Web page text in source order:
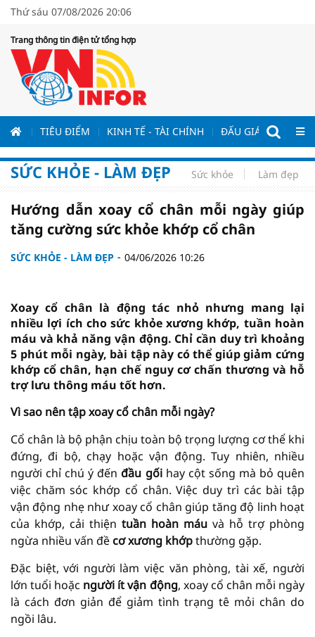
Thứ sáu 07/08/2026 20:06
Trang thông tin điện tử tổng hợp
TIÊU ĐIỂM KINH TẾ - TÀI CHÍNH ĐẤU GIÁ - ĐẤU
SỨC KHỎE - LÀM ĐẸP Sức khỏe Làm đẹp
Hướng dẫn xoay cổ chân mỗi ngày giúp
tăng cường sức khỏe khớp cổ chân
SỨC KHỎE - LÀM ĐẸP 04/06/2026 10:26
Xoay cổ chân là động tác nhỏ nhưng mang lại
nhiều lợi ích cho sức khỏe xương khớp, tuần hoàn
máu và khả năng vận động. Chỉ cần duy trì khoảng
5 phút mỗi ngày, bài tập này có thể giúp giảm cứng
khớp cổ chân, hạn chế nguy cơ chấn thương và hỗ
trợ lưu thông máu tốt hơn.
Vì sao nên tập xoay cổ chân mỗi ngày?
Cổ chân là bộ phận chịu toàn bộ trọng lượng cơ thể khi
đứng, đi bộ, chạy hoặc vận động. Tuy nhiên, nhiều
người chỉ chú ý đếnđầu gối hay cột sống mà bỏ quên
việc chăm sóc khớp cổ chân. Việc duy trì các bài tập
vận động nhẹ như xoay cổ chân giúp tăng độ linh hoạt
của khớp, cải thiện tuần hoàn máu và hỗ trợ phòng
ngừa nhiều vấn đềcơ xương khớpthường gặp.
Đặc biệt, với người làm việc văn phòng, tài xế, người
lớn tuổi hoặc người ít vận động, xoay cổ chân mỗi ngày
là cách đơn giản để giảm tình trạng tê mỏi chân do
ngồi lâu.